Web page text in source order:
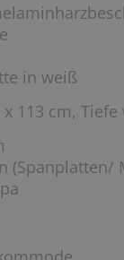
in weiß
113 cm,
(Spanplatten/